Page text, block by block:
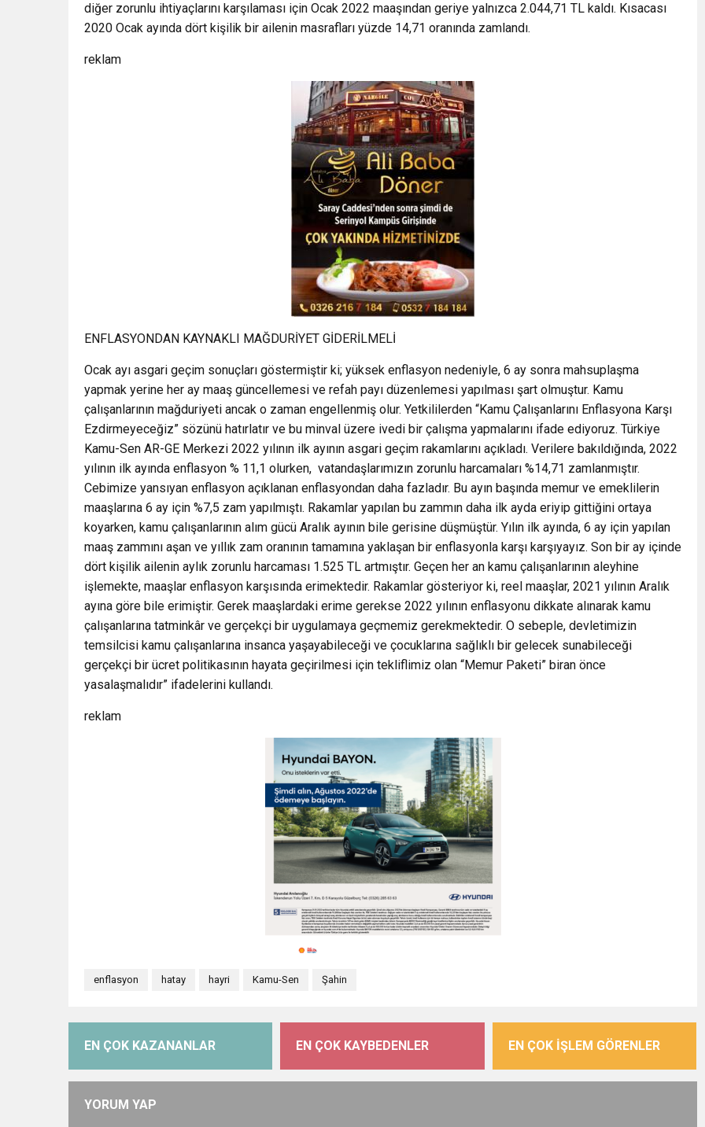
diğer zorunlu ihtiyaçlarını karşılaması için Ocak 2022 maaşından geriye yalnızca 2.044,71 TL kaldı. Kısacası
2020 Ocak ayında dört kişilik bir ailenin masrafları yüzde 14,71 oranında zamlandı.
reklam
ENFLASYONDAN KAYNAKLI MAĞDURİYET GİDERİLMELİ
Ocak ayı asgari geçim sonuçları göstermiştir ki; yüksek enflasyon nedeniyle, 6 ay sonra mahsuplaşma
yapmak yerine her ay maaş güncellemesi ve refah payı düzenlemesi yapılması şart olmuştur. Kamu
çalışanlarının mağduriyeti ancak o zaman engellenmiş olur. Yetkililerden “Kamu Çalışanlarını Enflasyona Karşı
Ezdirmeyeceğiz” sözünü hatırlatır ve bu minval üzere ivedi bir çalışma yapmalarını ifade ediyoruz. Türkiye
Kamu-Sen AR-GE Merkezi 2022 yılının ilk ayının asgari geçim rakamlarını açıkladı. Verilere bakıldığında, 2022
yılının ilk ayında enflasyon % 11,1 olurken, vatandaşlarımızın zorunlu harcamaları %14,71 zamlanmıştır.
Cebimize yansıyan enflasyon açıklanan enflasyondan daha fazladır. Bu ayın başında memur ve emeklilerin
maaşlarına 6 ay için %7,5 zam yapılmıştı. Rakamlar yapılan bu zammın daha ilk ayda eriyip gittiğini ortaya
koyarken, kamu çalışanlarının alım gücü Aralık ayının bile gerisine düşmüştür. Yılın ilk ayında, 6 ay için yapılan
maaş zammını aşan ve yıllık zam oranının tamamına yaklaşan bir enflasyonla karşı karşıyayız. Son bir ay içinde
dört kişilik ailenin aylık zorunlu harcaması 1.525 TL artmıştır. Geçen her an kamu çalışanlarının aleyhine
işlemekte, maaşlar enflasyon karşısında erimektedir. Rakamlar gösteriyor ki, reel maaşlar, 2021 yılının Aralık
ayına göre bile erimiştir. Gerek maaşlardaki erime gerekse 2022 yılının enflasyonu dikkate alınarak kamu
çalışanlarına tatminkâr ve gerçekçi bir uygulamaya geçmemiz gerekmektedir. O sebeple, devletimizin
temsilcisi kamu çalışanlarına insanca yaşayabileceği ve çocuklarına sağlıklı bir gelecek sunabileceği
gerçekçi bir ücret politikasının hayata geçirilmesi için tekliflimiz olan “Memur Paketi” biran önce
yasalaşmalıdır” ifadelerini kullandı.
reklam
enflasyon hatay hayri Kamu-Sen Şahin
EN ÇOK KAZANANLAR EN ÇOK KAYBEDENLER EN ÇOK İŞLEM GÖRENLER
YORUM YAP